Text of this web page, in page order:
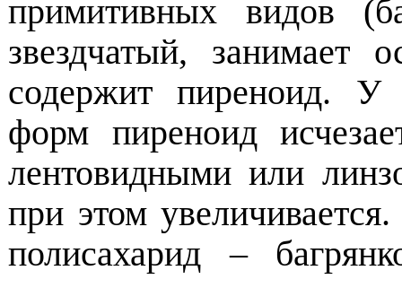
примитивных видов
звездчатый, занимает
содержит пиреноид. У
форм пиреноид
лентовидными или
при этом
полисахарид –